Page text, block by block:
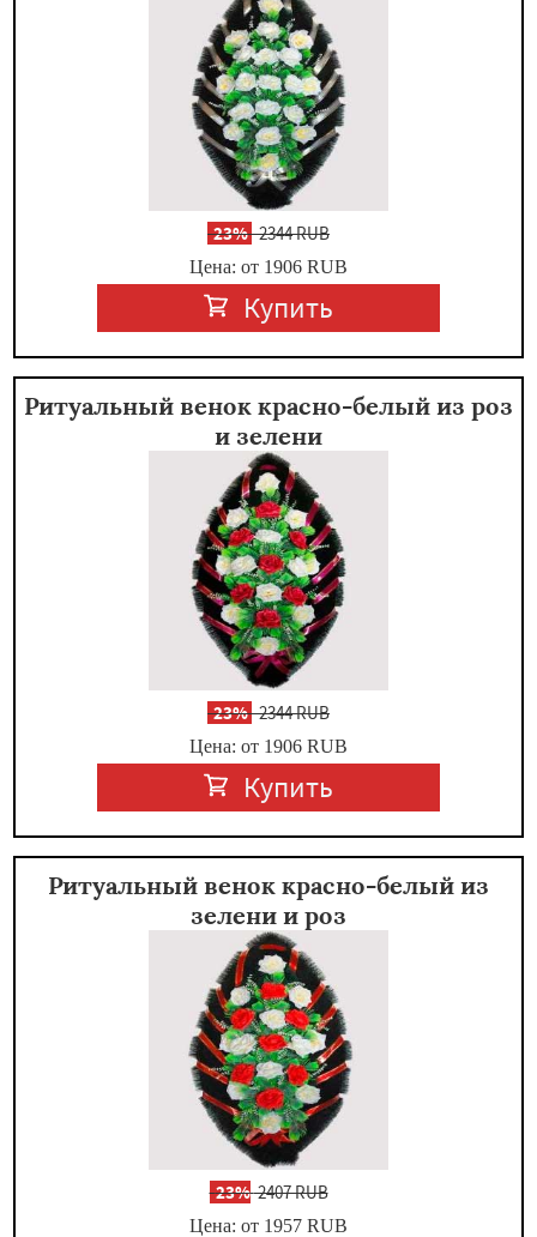
-23%2344 RUB
Цена: от 1906 RUB
Купить
Ритуальный венок красно-белый из роз
и зелени
-23%2344 RUB
Цена: от 1906 RUB
Купить
Ритуальный венок красно-белый из
зелени и роз
-23%2407 RUB
Цена: от 1957 RUB